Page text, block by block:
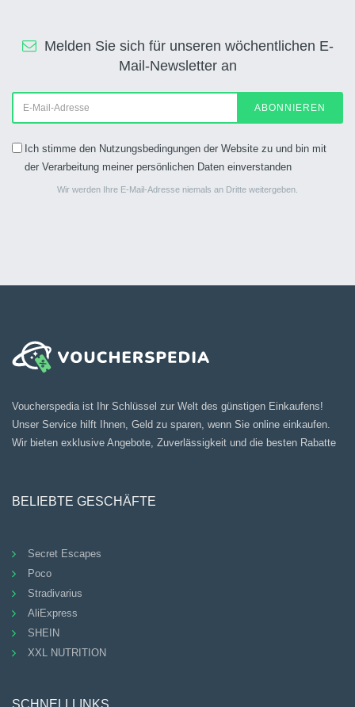
Melden Sie sich für unseren wöchentlichen E-
Mail-Newsletter an
ABONNIEREN
Ich stimme den Nutzungsbedingungen der Website zu und bin mit
der Verarbeitung meiner persönlichen Daten einverstanden
Wir werden Ihre E-Mail-Adresse niemals an Dritte weitergeben.
Voucherspedia ist Ihr Schlüssel zur Welt des günstigen Einkaufens!
Unser Service hilft Ihnen, Geld zu sparen, wenn Sie online einkaufen.
Wir bieten exklusive Angebote, Zuverlässigkeit und die besten Rabatte
BELIEBTE GESCHÄFTE
Secret Escapes
Poco
Stradivarius
AliExpress
SHEIN
XXL NUTRITION
SCHNELLLINKS